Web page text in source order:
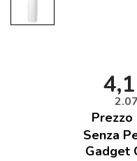
Prezzo
Senza
Gadget